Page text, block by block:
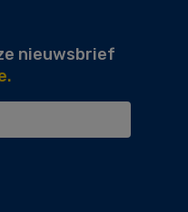
nieuwsbrief